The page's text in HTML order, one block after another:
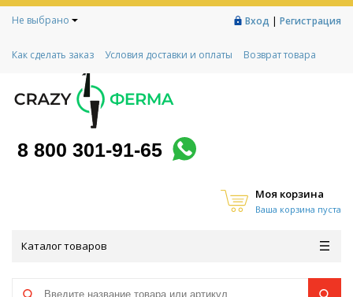
Не выбрано Вход | Регистрация
Как сделать заказ Условия доставки и оплаты
Возврат товара
Контакты
Социальный контракт
Любимая ферма
8 800 301-91-65
Моя корзина
Ваша корзина пуста
Каталог товаров